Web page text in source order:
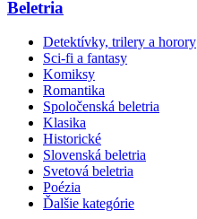
Beletria
Detektívky, trilery a horory
Sci-fi a fantasy
Komiksy
Romantika
Spoločenská beletria
Klasika
Historické
Slovenská beletria
Svetová beletria
Poézia
Ďalšie kategórie